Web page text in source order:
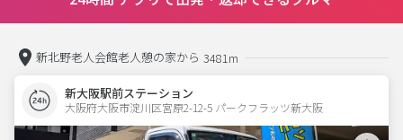
新北野老人会館老人憩の家から 3481m
新大阪駅前ステーション
大阪府大阪市淀川区宮原2-12-5 パークフラッツ新大阪